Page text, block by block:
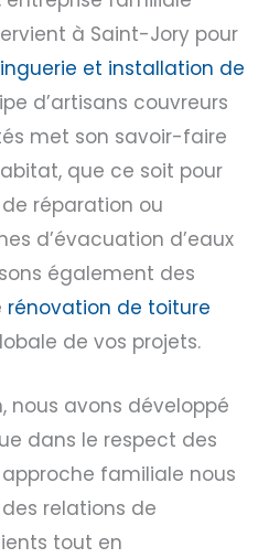
à Saint-Jory pour
et installation de
d’artisans couvreurs
met son savoir-faire
que ce soit pour
réparation ou
d’évacuation d’eaux
également des
rénovation de toiture
de vos projets.
nous avons développé
dans le respect des
familiale nous
relations de
tout en